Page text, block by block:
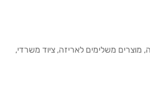
, מוצרים משלימים לאריזה, ציוד משרדי,